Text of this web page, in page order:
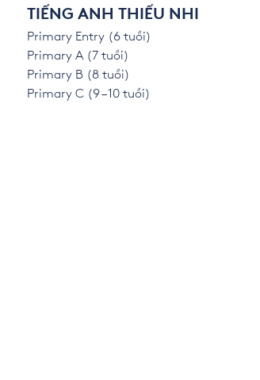
TIẾNG ANH THIẾU NHI
Primary Entry (6 tuổi)
Primary A (7 tuổi)
Primary B (8 tuổi)
Primary C (9 – 10 tuổi)